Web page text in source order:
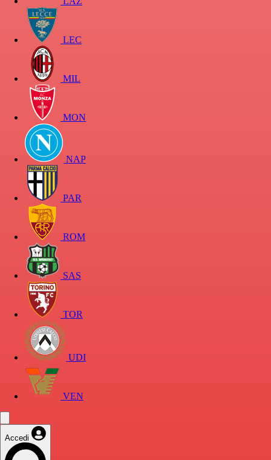
LEC
MIL
MON
NAP
PAR
ROM
SAS
TOR
UDI
VEN
Accedi